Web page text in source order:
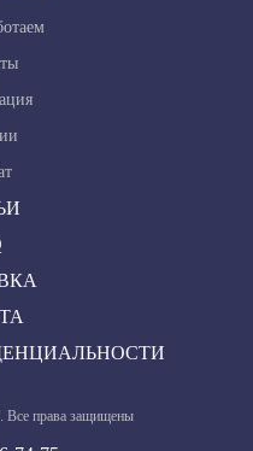
Все права защищены